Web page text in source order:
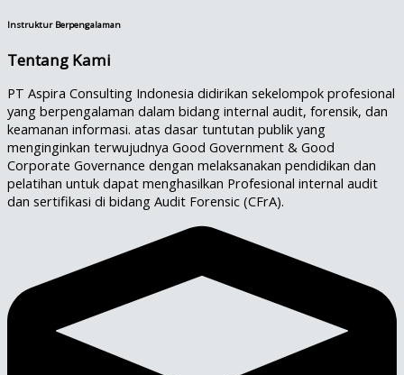
Instruktur Berpengalaman
Tentang Kami
PT Aspira Consulting Indonesia didirikan sekelompok profesional
yang berpengalaman dalam bidang internal audit, forensik, dan
keamanan informasi. atas dasar tuntutan publik yang
menginginkan terwujudnya Good Government & Good
Corporate Governance dengan melaksanakan pendidikan dan
pelatihan untuk dapat menghasilkan Profesional internal audit
dan sertifikasi di bidang Audit Forensic (CFrA).